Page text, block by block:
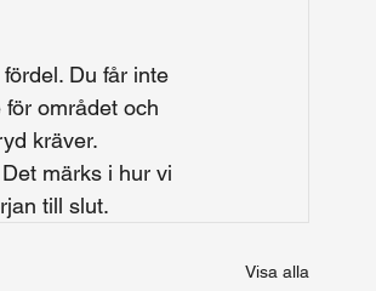
Du får inte
området och
kräver.
märks i hur vi
till slut.
Visa alla